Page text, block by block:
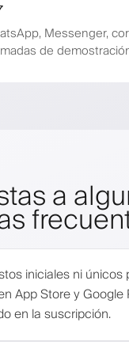
Messenger,
de
a
iniciales ni únicos
App Store y Google
en la suscripción.